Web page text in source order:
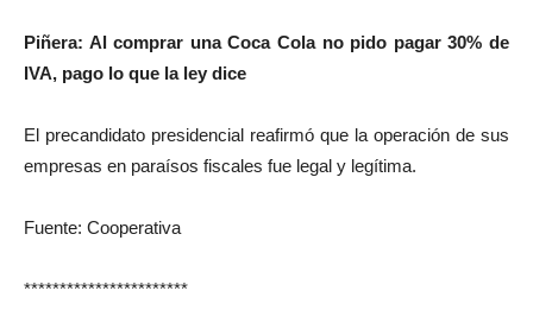
Piñera: Al comprar una Coca Cola no pido pagar 30% de
IVA, pago lo que la ley dice
El precandidato presidencial reafirmó que la operación de sus
empresas en paraísos fiscales fue legal y legítima.
Fuente: Cooperativa
***********************